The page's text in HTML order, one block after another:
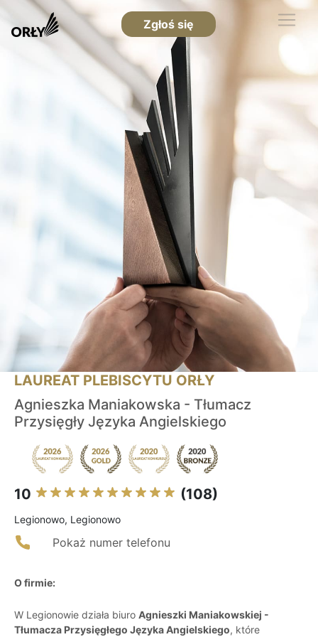
Zgłoś się
LAUREAT PLEBISCYTU ORŁY
Agnieszka Maniakowska - Tłumacz
Przysięgły Języka Angielskiego
10 (108)
Legionowo, Legionowo
Pokaż numer telefonu
O firmie:
W Legionowie działa biuro Agnieszki Maniakowskiej -
Tłumacza Przysięgłego Języka Angielskiego, które